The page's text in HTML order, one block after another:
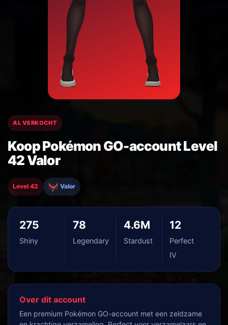
AL VERKOCHT
Koop Pokémon GO-account Level
42 Valor
Level 42 Valor
275
Shiny
78
Legendary
4.6M
Stardust
12
Perfect
IV
Over dit account
Een premium Pokémon GO-account met een zeldzame